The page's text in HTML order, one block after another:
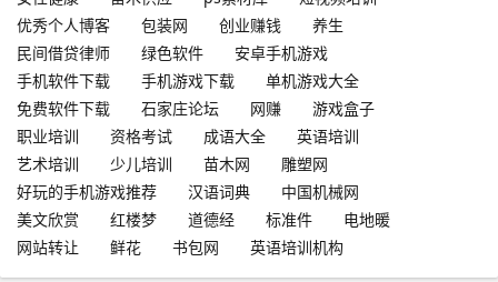
优秀个人博客
包装网 创业赚钱
养生
民间借贷律师
绿色软件
安卓手机游戏
手机软件下载
手机游戏下载
单机游戏大全
免费软件下载
石家庄论坛 网赚
游戏盒子
职业培训
资格考试 成语大全
英语培训
艺术培训
少儿培训 苗木网
雕塑网
好玩的手机游戏推荐
汉语词典
中国机械网
美文欣赏
红楼梦 道德经 标准件
电地暖
网站转让
鲜花 书包网 英语培训机构